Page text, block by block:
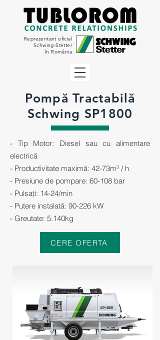
Reprezentant oficial
Schwing-Stetter
în România
Pompă Tractabilă
Schwing SP1800
- Tip Motor: Diesel sau cu alimentare
electrică
- Productivitate maximă: 42-73m³ / h
- Presiune de pompare: 60-108 bar
- Pulsați: 14-24/min
- Putere instalată: 90-226 kW
- Greutate: 5.140kg
CERE OFERTA